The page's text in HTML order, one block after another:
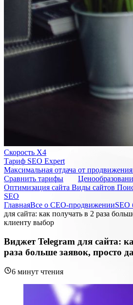
Скорость Х4
Тариф SEO Expert
Максимальная отдача от
Cравнить тарифы
Оптимизация сайта Виды сайтов
SEO
ГлавнаяВсе о СЕО-продвиженииSEO
для сайта: как получать в 2 раза
клиенту выбор
Виджет Telegram для сайта:
раза больше заявок, просто
6 минут чтения